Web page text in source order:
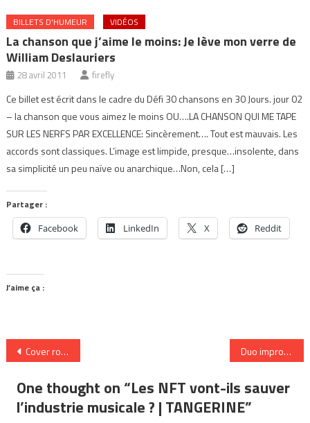
BILLETS D'HUMEUR VIDÉOS
La chanson que j’aime le moins: Je lève mon verre de
William Deslauriers
28 avril 2011 firefly
Ce billet est écrit dans le cadre du Défi 30 chansons en 30 Jours. jour 02
– la chanson que vous aimez le moins OU….LA CHANSON QUI ME TAPE
SUR LES NERFS PAR EXCELLENCE: Sincèrement…. Tout est mauvais. Les
accords sont classiques. L’image est limpide, presque…insolente, dans
sa simplicité un peu naïve ou anarchique…Non, cela […]
Partager :
Facebook LinkedIn X Reddit
J’aime ça :
Navigation
de
l’article
Cover rock de DEPECHE MODE – Labo Nico Duo improbable du jour : Papa Boyer × Odile Closset & Manu Markou
One thought on “Les NFT vont-ils sauver
l’industrie musicale ? | TANGERINE”